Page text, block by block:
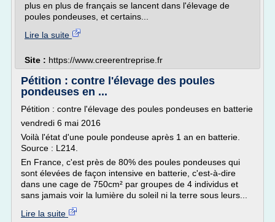
plus en plus de français se lancent dans l'élevage de
poules pondeuses, et certains...
Lire la suite
Site : https://www.creerentreprise.fr
Pétition : contre l'élevage des poules
pondeuses en ...
Pétition : contre l'élevage des poules pondeuses en batterie
vendredi 6 mai 2016
Voilà l'état d'une poule pondeuse après 1 an en batterie.
Source : L214.
En France, c'est près de 80% des poules pondeuses qui
sont élevées de façon intensive en batterie, c'est-à-dire
dans une cage de 750cm² par groupes de 4 individus et
sans jamais voir la lumière du soleil ni la terre sous leurs...
Lire la suite